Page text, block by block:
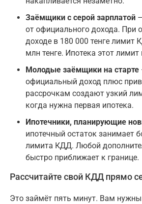
Заёмщики с серой зарплатой
от официального дохода. При
доходе в 180 000 тенге лимит
млн тенге. Ипотека этот лимит
Молодые заёмщики на старте
официальный доход плюс
рассрочкам создают узкий
когда нужна первая ипотека.
Ипотечники, планирующие
ипотечный остаток занимает
лимита КДД. Любой
быстро приближает к границе.
Рассчитайте свой КДД прямо
Это займёт пять минут. Вам